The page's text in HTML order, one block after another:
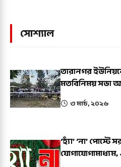
সোশ্যাল
তারানগর
মতবিনিময় সভা
৩ মার্চ, ২০২৬
‘হ্যাঁ’ ‘না’